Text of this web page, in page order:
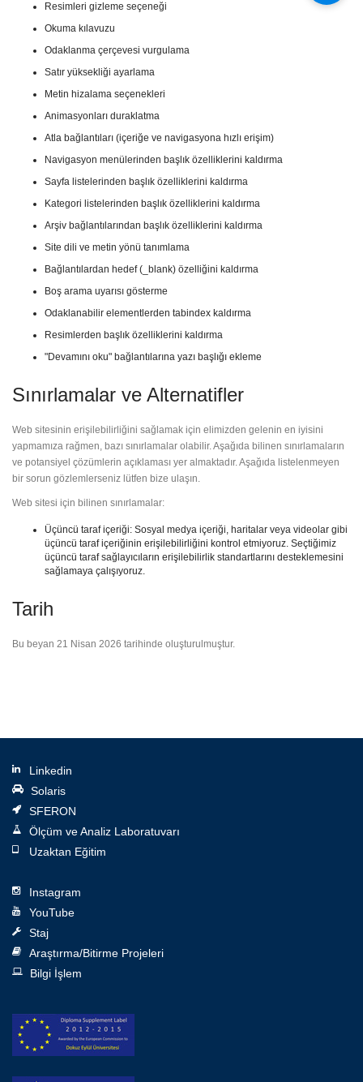
Resimleri gizleme seçeneği
Okuma kılavuzu
Odaklanma çerçevesi vurgulama
Satır yüksekliği ayarlama
Metin hizalama seçenekleri
Animasyonları duraklatma
Atla bağlantıları (içeriğe ve navigasyona hızlı erişim)
Navigasyon menülerinden başlık özelliklerini kaldırma
Sayfa listelerinden başlık özelliklerini kaldırma
Kategori listelerinden başlık özelliklerini kaldırma
Arşiv bağlantılarından başlık özelliklerini kaldırma
Site dili ve metin yönü tanımlama
Bağlantılardan hedef (_blank) özelliğini kaldırma
Boş arama uyarısı gösterme
Odaklanabilir elementlerden tabindex kaldırma
Resimlerden başlık özelliklerini kaldırma
"Devamını oku" bağlantılarına yazı başlığı ekleme
Sınırlamalar ve Alternatifler
Web sitesinin erişilebilirliğini sağlamak için elimizden gelenin en iyisini
yapmamıza rağmen, bazı sınırlamalar olabilir. Aşağıda bilinen sınırlamaların
ve potansiyel çözümlerin açıklaması yer almaktadır. Aşağıda listelenmeyen
bir sorun gözlemlerseniz lütfen bize ulaşın.
Web sitesi için bilinen sınırlamalar:
Üçüncü taraf içeriği: Sosyal medya içeriği, haritalar veya videolar gibi
üçüncü taraf içeriğinin erişilebilirliğini kontrol etmiyoruz. Seçtiğimiz
üçüncü taraf sağlayıcıların erişilebilirlik standartlarını desteklemesini
sağlamaya çalışıyoruz.
Tarih
Bu beyan 21 Nisan 2026 tarihinde oluşturulmuştur.
Linkedin
Solaris
SFERON
Ölçüm ve Analiz Laboratuvarı
Uzaktan Eğitim
Instagram
YouTube
Staj
Araştırma/Bitirme Projeleri
Bilgi İşlem